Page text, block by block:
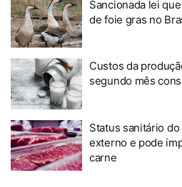
Sancionada lei
de foie gras no
Custos da
segundo mês
Status sanitário
externo e pode
carne